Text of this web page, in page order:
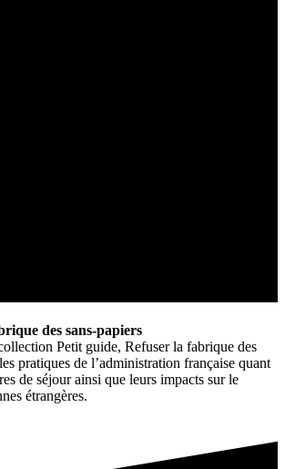
des sans-papiers
Petit guide, Refuser la fabrique des
pratiques de l’administration française quant
de séjour ainsi que leurs impacts sur le
étrangères.